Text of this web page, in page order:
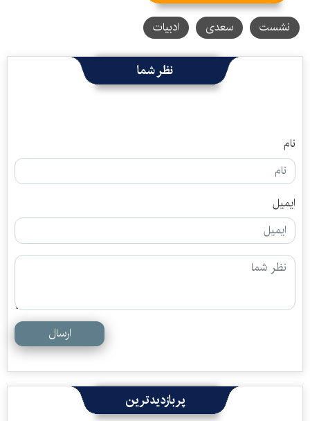
نشست سعدی ادبیات
نظر شما
نام
ایمیل
ارسال
پربازدیدترین